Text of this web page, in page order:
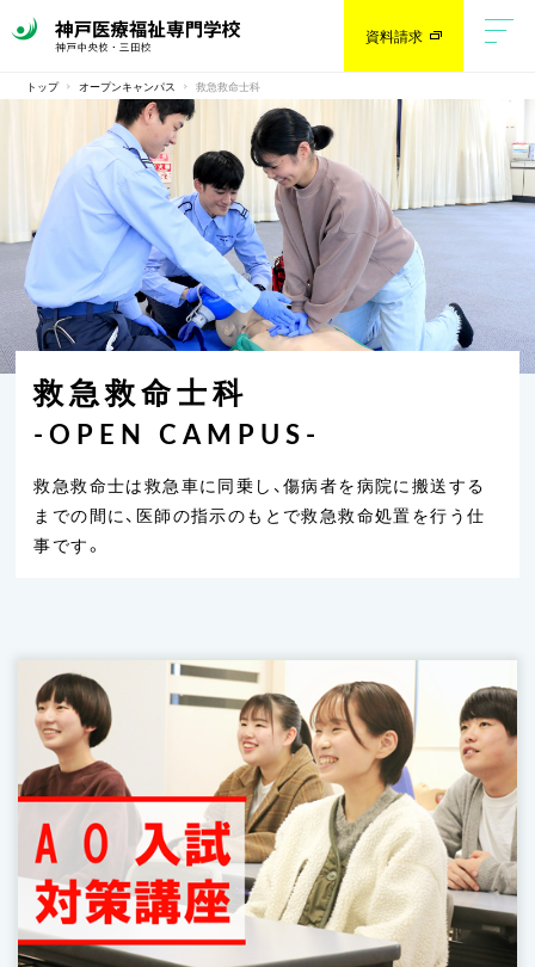
資料請求
トップ オープンキャンパス 救急救命士科
救急救命士科
-OPEN CAMPUS-
救急救命士は救急車に同乗し、傷病者を病院に搬送する
までの間に、 医師の指示のもとで救急救命処置を行う仕
事です。